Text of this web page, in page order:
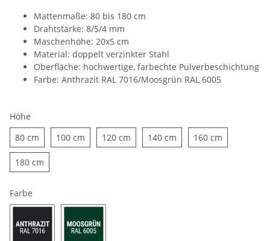
Mattenmaße: 80 bis 180 cm
Drahtstärke: 8/5/4 mm
Maschenhöhe: 20x5 cm
Material: doppelt verzinkter Stahl
Oberfläche: hochwertige, farbechte Pulverbeschichtung
Farbe: Anthrazit RAL 7016/Moosgrün RAL 6005
Höhe
80 cm
100 cm 120 cm 140 cm 160 cm
180 cm
Farbe